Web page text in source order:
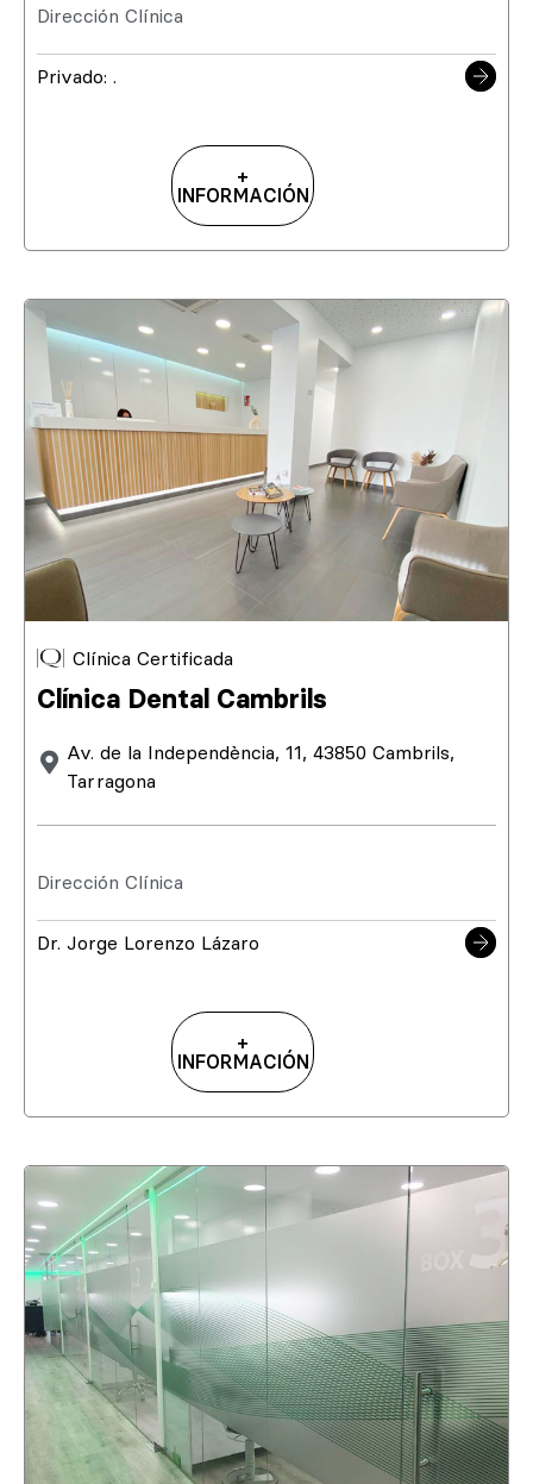
Dirección Clínica
Privado: .
+
INFORMACIÓN
Clínica Certificada
Clínica Dental Cambrils
Av. de la Independència, 11, 43850 Cambrils,
Tarragona
Dirección Clínica
Dr. Jorge Lorenzo Lázaro
+
INFORMACIÓN